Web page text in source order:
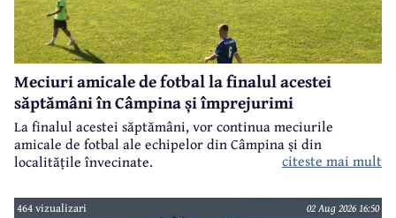
Meciuri amicale de fotbal la finalul acestei
săptămâni în Câmpina și împrejurimi
La finalul acestei săptămâni, vor continua meciurile
amicale de fotbal ale echipelor din Câmpina și din
localitățile învecinate.
citeste mai mult
464 vizualizari 02 Aug 2026 16:50